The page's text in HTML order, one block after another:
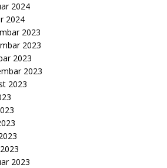
2024
2024
2023
2023
2023
2023
2023
2023